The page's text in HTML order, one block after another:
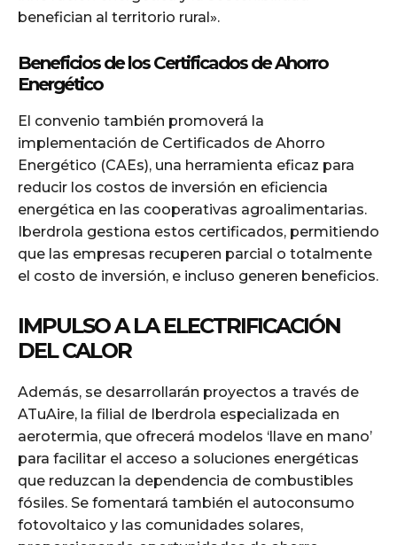
benefician al territorio rural».
Beneficios de los Certificados de Ahorro
Energético
El convenio también promoverá la
implementación de Certificados de Ahorro
Energético (CAEs), una herramienta eficaz para
reducir los costos de inversión en eficiencia
energética en las cooperativas agroalimentarias.
Iberdrola gestiona estos certificados, permitiendo
que las empresas recuperen parcial o totalmente
el costo de inversión, e incluso generen beneficios.
IMPULSO A LA ELECTRIFICACIÓN
DEL CALOR
Además, se desarrollarán proyectos a través de
ATuAire, la filial de Iberdrola especializada en
aerotermia, que ofrecerá modelos ‘llave en mano’
para facilitar el acceso a soluciones energéticas
que reduzcan la dependencia de combustibles
fósiles. Se fomentará también el autoconsumo
fotovoltaico y las comunidades solares,